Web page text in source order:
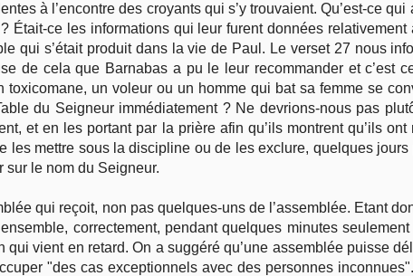
à l’encontre des croyants qui s’y trouvaient. Qu’est-ce
Était-ce les informations qui leur furent données relativement
qui s’était produit dans la vie de Paul. Le verset 27 nous
de cela que Barnabas a pu le leur recommander et c’est
toxicomane, un voleur ou un homme qui bat sa femme se
du Seigneur immédiatement ? Ne devrions-nous pas
et en les portant par la prière afin qu’ils montrent qu’ils
mettre sous la discipline ou de les exclure, quelques jours
le nom du Seigneur.
qui reçoit, non pas quelques-uns de l’assemblée. Etant
correctement, pendant quelques minutes
vient en retard. On a suggéré qu’une assemblée puisse
"des cas exceptionnels avec des personnes